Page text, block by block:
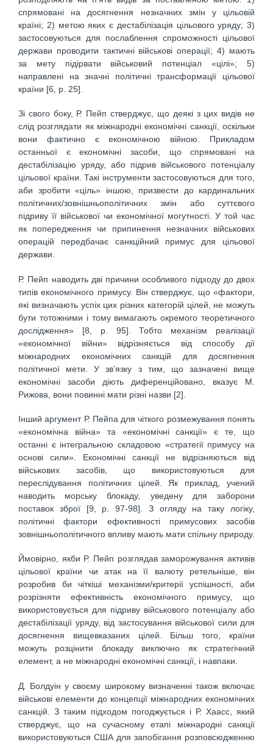
спрямовані на досягнення незначних змін у цільовій
країні; 2) метою яких є дестабілізація цільового уряду; 3)
застосовуються для послаблення спроможності цільової
держави проводити тактичні військові операції; 4) мають
за мету підірвати військовий потенціал «цілі»; 5)
направлені на значні політичні трансформації цільової
країни [6, р. 25].
Зі свого боку, Р. Пейп стверджує, що деякі з цих видів не
слід розглядати як міжнародні економічні санкції, оскільки
вони фактично є економічною війною. Прикладом
останньої є економічні засоби, що спрямовані на
дестабілізацію уряду, або підрив військового потенціалу
цільової країни. Такі інструменти застосовуються для того,
аби зробити «ціль» іншою, призвести до кардинальних
політичних/зовнішньополітичних змін або суттєвого
підриву її військової чи економічної могутності. У той час
як попередження чи припинення незначних військових
операцій передбачає санкційний примус для цільової
держави.
Р. Пейп наводить дві причини особливого підходу до двох
типів економічного примусу. Він стверджує, що «фактори,
які визначають успіх цих різних категорій цілей, не можуть
бути тотожними і тому вимагають окремого теоретичного
дослідження» [8, р. 95]. Тобто механізм реалізації
«економічної війни» відрізняється від способу дії
міжнародних економічних санкцій для досягнення
політичної мети. У зв’язку з тим, що зазначені вище
економічні засоби діють диференційовано, вказує М.
Рижова, вони повинні мати різні назви [2].
Інший аргумент Р. Пейпа для чіткого розмежування понять
«економічна війна» та «економічні санкції» є те, що
останні є інтегральною складовою «стратегії примусу на
основі сили». Економічні санкції не відрізняються від
військових засобів, що використовуються для
переслідування політичних цілей. Як приклад, учений
наводить морську блокаду, уведену для заборони
поставок зброї [9, р. 97-98]. З огляду на таку логіку,
політичні фактори ефективності примусових засобів
зовнішньополітичного впливу мають мати спільну природу.
Ймовірно, якби Р. Пейп розглядав заморожування активів
цільової країни чи атак на її валюту ретельніше, він
розробив би чіткіші механізми/критерії успішності, аби
розрізняти ефективність економічного примусу, що
використовується для підриву військового потенціалу або
дестабілізації уряду, від застосування військової сили для
досягнення вищевказаних цілей. Більш того, країни
можуть розцінити блокаду виключно як стратегічний
елемент, а не міжнародні економічні санкції, і навпаки.
Д. Болдуін у своєму широкому визначенні також включає
військові елементи до концепції міжнародних економічних
санкцій. З таким підходом погоджується і Р. Хаасс, який
стверджує, що на сучасному етапі міжнародні санкції
використовуються США для запобігання розповсюдженню